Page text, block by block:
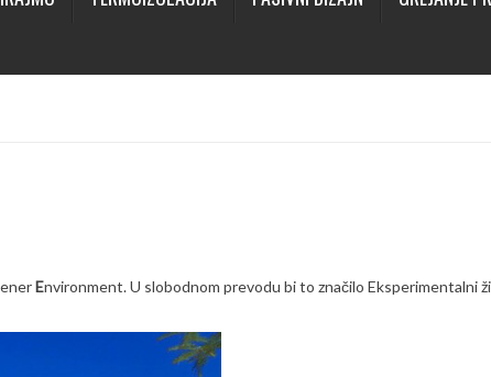
Environment. U slobodnom prevodu bi to značilo Eksperimentalni